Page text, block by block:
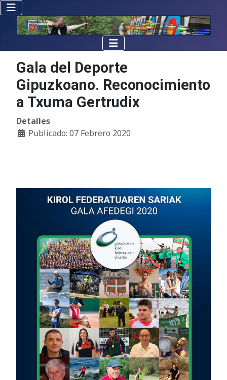
Gala del Deporte
Gipuzkoano. Reconocimiento
a Txuma Gertrudix
Detalles
Publicado: 07 Febrero 2020